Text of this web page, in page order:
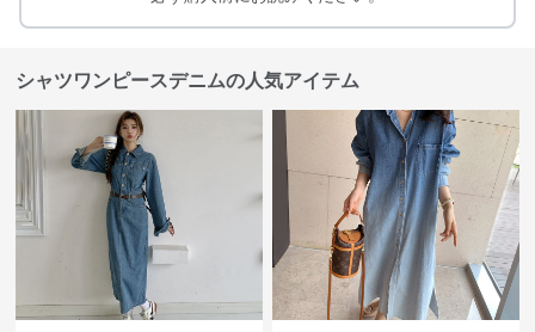
シャツワンピースデニムの人気アイテム